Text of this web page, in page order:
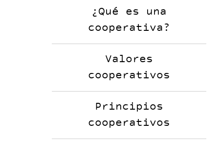
¿Qué es una
cooperativa?
Valores
cooperativos
Principios
cooperativos